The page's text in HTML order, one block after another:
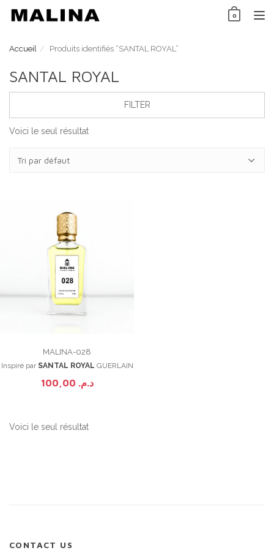
0
Accueil Produits identifiés “SANTAL ROYAL”
SANTAL ROYAL
FILTER
Voici le seul résultat
MALINA-028
Inspiré parSANTAL ROYAL GUERLAIN
د.م.
Voici le seul résultat
CONTACT US